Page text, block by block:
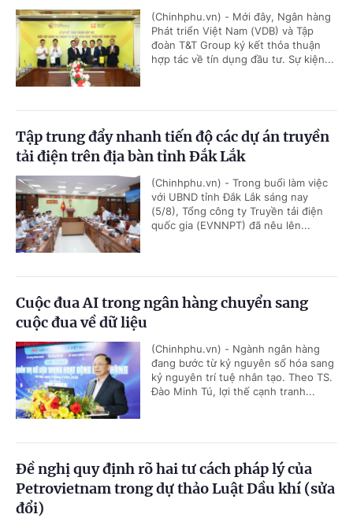
(Chinhphu.vn) - Mới đây, Ngân hàng
Phát triển Việt Nam (VDB) và Tập
đoàn T&T Group ký kết thỏa thuận
hợp tác về tín dụng đầu tư. Sự kiện...
Tập trung đẩy nhanh tiến độ các dự án truyền
tải điện trên địa bàn tỉnh Đắk Lắk
(Chinhphu.vn) - Trong buổi làm việc
với UBND tỉnh Đắk Lắk sáng nay
(5/8), Tổng công ty Truyền tải điện
quốc gia (EVNNPT) đã nêu lên...
Cuộc đua AI trong ngân hàng chuyển sang
cuộc đua về dữ liệu
(Chinhphu.vn) - Ngành ngân hàng
đang bước từ kỷ nguyên số hóa sang
kỷ nguyên trí tuệ nhân tạo. Theo TS.
Đào Minh Tú, lợi thế cạnh tranh...
Đề nghị quy định rõ hai tư cách pháp lý của
Petrovietnam trong dự thảo Luật Dầu khí (sửa
đổi)